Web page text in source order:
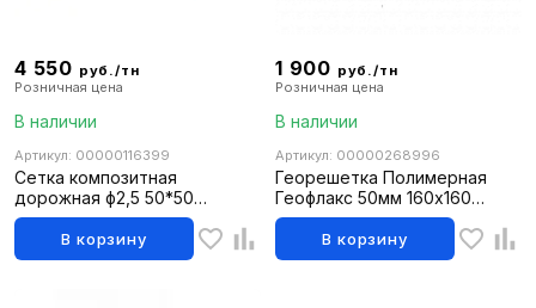
4 550 руб./тн
Розничная цена
В наличии
Артикул: 00000116399
Сетка композитная
дорожная ф2,5 50*50
(1,0*25м)
В корзину
1 900 руб./тн
Розничная цена
В наличии
Артикул: 00000268996
Георешетка Полимерная
Геофлакс 50мм 160х160
1,25мм П (16,25м2)
В корзину